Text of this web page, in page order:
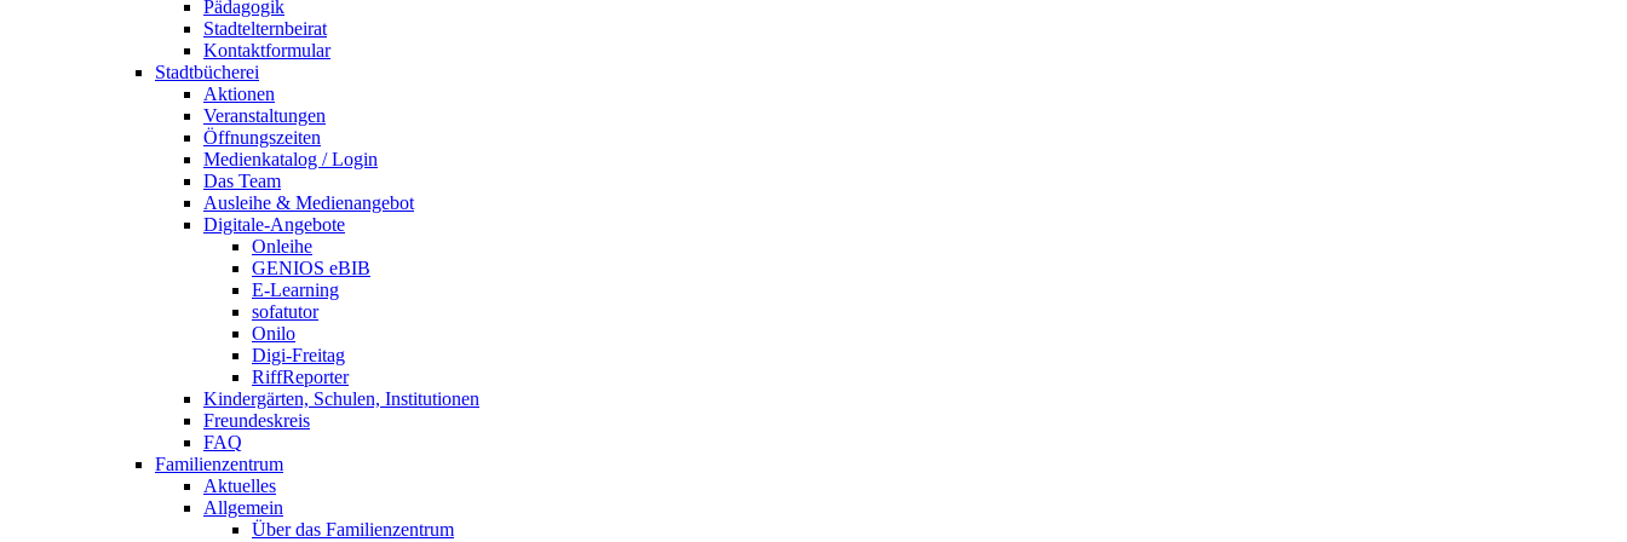
Pädagogik
Stadtelternbeirat
Kontaktformular
Stadtbücherei
Aktionen
Veranstaltungen
Öffnungszeiten
Medienkatalog / Login
Das Team
Ausleihe & Medienangebot
Digitale-Angebote
Onleihe
GENIOS eBIB
E-Learning
sofatutor
Onilo
Digi-Freitag
RiffReporter
Kindergärten, Schulen, Institutionen
Freundeskreis
FAQ
Familienzentrum
Aktuelles
Allgemein
Über das Familienzentrum